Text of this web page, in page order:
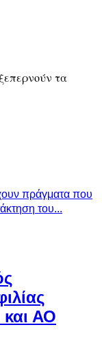
τα
πράγματα που
του...
ΑΟ